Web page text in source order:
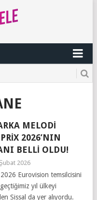
MELODI
2026’NIN
BELLI OLDU!
2026
Eurovision temsilcisini
yıl ülkeyi
Sissal da yer alıyordu.